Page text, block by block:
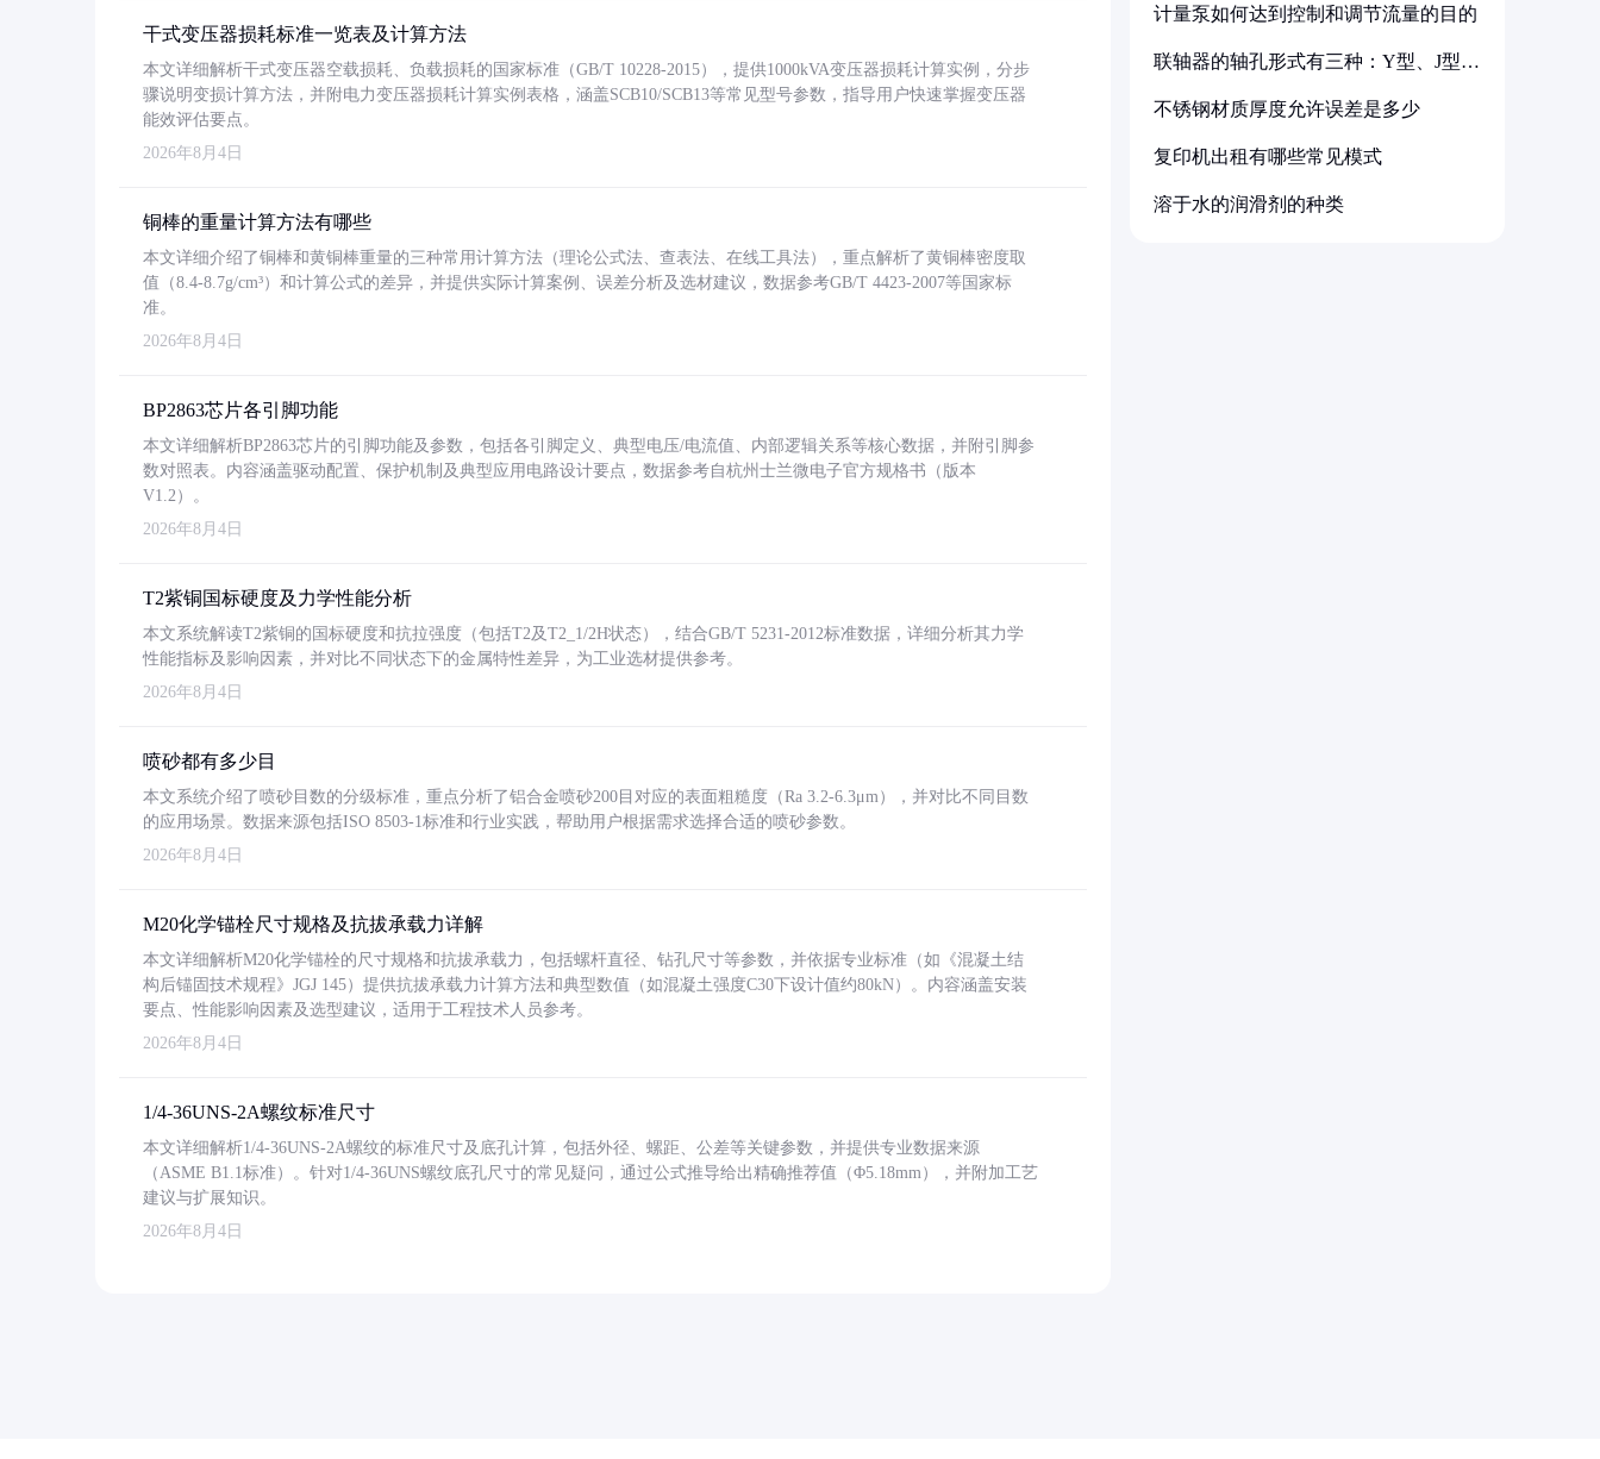
干式变压器损耗标准一览表及计算方法
本文详细解析干式变压器空载损耗、负载损耗的国家标准（GB/T 10228-2015），提供1000kVA变压器损耗计算实例，分步
骤说明变损计算方法，并附电力变压器损耗计算实例表格，涵盖SCB10/SCB13等常见型号参数，指导用户快速掌握变压器
能效评估要点。
2026年8月4日
铜棒的重量计算方法有哪些
本文详细介绍了铜棒和黄铜棒重量的三种常用计算方法（理论公式法、查表法、在线工具法），重点解析了黄铜棒密度取
值（8.4-8.7g/cm³）和计算公式的差异，并提供实际计算案例、误差分析及选材建议，数据参考GB/T 4423-2007等国家标
准。
2026年8月4日
BP2863芯片各引脚功能
本文详细解析BP2863芯片的引脚功能及参数，包括各引脚定义、典型电压/电流值、内部逻辑关系等核心数据，并附引脚参
数对照表。内容涵盖驱动配置、保护机制及典型应用电路设计要点，数据参考自杭州士兰微电子官方规格书（版本
V1.2）。
2026年8月4日
T2紫铜国标硬度及力学性能分析
本文系统解读T2紫铜的国标硬度和抗拉强度（包括T2及T2_1/2H状态），结合GB/T 5231-2012标准数据，详细分析其力学
性能指标及影响因素，并对比不同状态下的金属特性差异，为工业选材提供参考。
2026年8月4日
喷砂都有多少目
本文系统介绍了喷砂目数的分级标准，重点分析了铝合金喷砂200目对应的表面粗糙度（Ra 3.2-6.3μm），并对比不同目数
的应用场景。数据来源包括ISO 8503-1标准和行业实践，帮助用户根据需求选择合适的喷砂参数。
2026年8月4日
M20化学锚栓尺寸规格及抗拔承载力详解
本文详细解析M20化学锚栓的尺寸规格和抗拔承载力，包括螺杆直径、钻孔尺寸等参数，并依据专业标准（如《混凝土结
构后锚固技术规程》JGJ 145）提供抗拔承载力计算方法和典型数值（如混凝土强度C30下设计值约80kN）。内容涵盖安装
要点、性能影响因素及选型建议，适用于工程技术人员参考。
2026年8月4日
1/4-36UNS-2A螺纹标准尺寸
本文详细解析1/4-36UNS-2A螺纹的标准尺寸及底孔计算，包括外径、螺距、公差等关键参数，并提供专业数据来源
（ASME B1.1标准）。针对1/4-36UNS螺纹底孔尺寸的常见疑问，通过公式推导给出精确推荐值（Φ5.18mm），并附加工艺
建议与扩展知识。
2026年8月4日
计量泵如何达到控制和调节流量的目的
联轴器的轴孔形式有三种：Y型、J型、
不锈钢材质厚度允许误差是多少
复印机出租有哪些常见模式
溶于水的润滑剂的种类